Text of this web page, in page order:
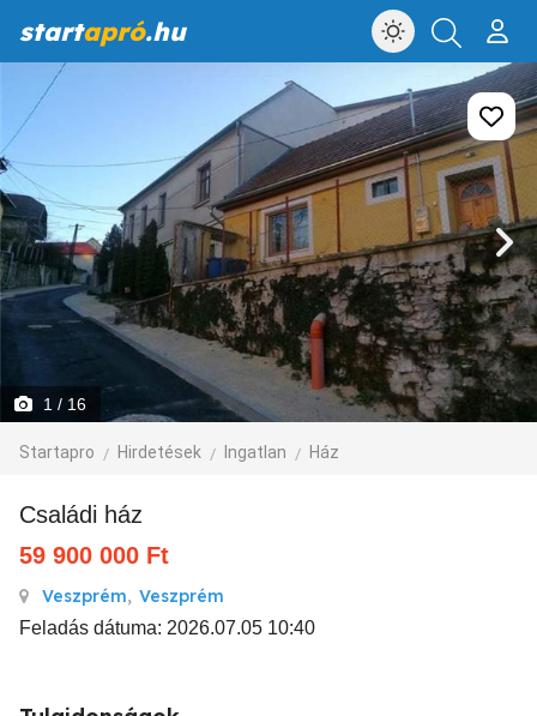
startapró.hu
1 / 16
Startapro Hirdetések Ingatlan Ház
Családi ház
59 900 000 Ft
Veszprém, Veszprém
Feladás dátuma: 2026.07.05 10:40